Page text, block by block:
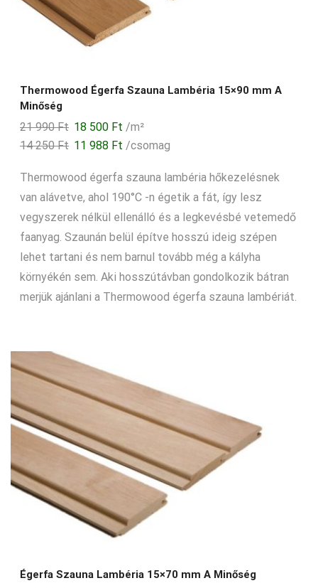
Thermowood Égerfa Szauna Lambéria 15×90 mm A
Minőség
21 990Ft Original
price
21
990 Ft.
18 500 Ft Current
price
18
500 Ft.
/m²
14 250Ft 11 988 Ft /csomag
Thermowood égerfa szauna lambéria hőkezelésnek
van alávetve, ahol 190°C -n égetik a fát, így lesz
vegyszerek nélkül ellenálló és a legkevésbé vetemedő
faanyag. Szaunán belül építve hosszú ideig szépen
lehet tartani és nem barnul tovább még a kályha
környékén sem. Aki hosszútávban gondolkozik bátran
merjük ajánlani a Thermowood égerfa szauna lambériát.
Égerfa Szauna Lambéria 15×70 mm A Minőség